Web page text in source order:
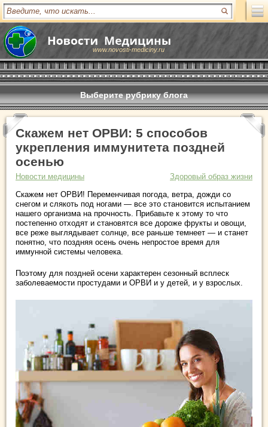
www.novosti-mediciny.ru
Выберите рубрику блога
Скажем нет ОРВИ: 5 способов
укрепления иммунитета поздней
осенью
Новости медицины
Здоровый образ жизни
Скажем нет ОРВИ! Переменчивая погода, ветра, дожди со
снегом и слякоть под ногами ― все это становится испытанием
нашего организма на прочность. Прибавьте к этому то что
постепенно отходят и становятся все дороже фрукты и овощи,
все реже выглядывает солнце, все раньше темнеет ― и станет
понятно, что поздняя осень очень непростое время для
иммунной системы человека.
Поэтому для поздней осени характерен сезонный всплеск
заболеваемости простудами и ОРВИ и у детей, и у взрослых.